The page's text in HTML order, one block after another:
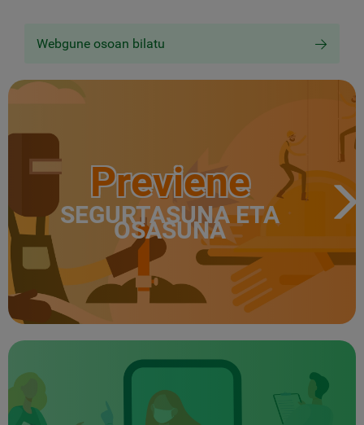
Webgune osoan bilatu
Previene
SEGURTASUNA ETA
OSASUNA